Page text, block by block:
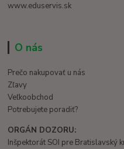
www.eduservis.sk
O nás
Prečo nakupovať u nás
Zľavy
Veľkoobchod
Potrebujete poradiť?
ORGÁN DOZORU:
Inšpektorát SOI pre Bratislavský